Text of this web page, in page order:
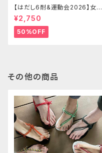
【はだし6耐&運動会2026】女子
ソロの部 はだし6耐＋運動会エ
ントリー【2026.09.26(土)】
¥2,750
50%OFF
その他の商品